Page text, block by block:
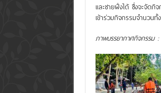
และชายฝั่งได้ ซึ่งจะจัด
เข้าร่วมกิจกรรมจำนวน
ภาพบรรยากาศกิจกรรม :